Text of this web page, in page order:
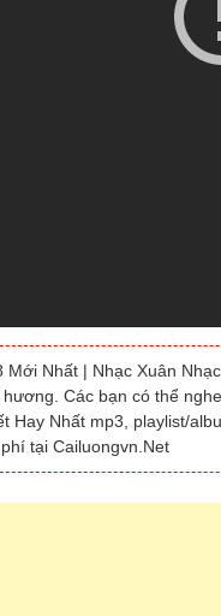
Mới Nhất | Nhạc Xuân
Các bạn có thể
Hay Nhất mp3, playlist/
tại Cailuongvn.Net